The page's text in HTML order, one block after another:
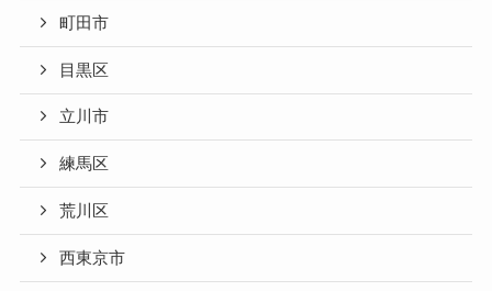
町田市
目黒区
立川市
練馬区
荒川区
西東京市